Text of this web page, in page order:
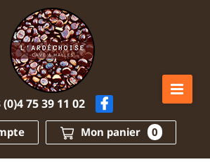
(0)4 75 39 11 02
Mon panier 0